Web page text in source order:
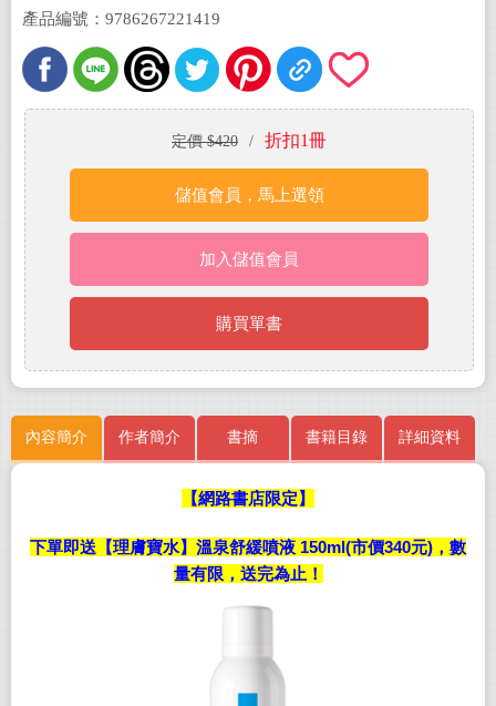
產品編號：9786267221419
定價 $420 / 折扣1冊
儲值會員，馬上選領
加入儲值會員
購買單書
內容簡介 作者簡介 書摘 書籍目錄 詳細資料
【網路書店限定】
下單即送【理膚寶水】溫泉舒緩噴液 150ml(市價340元)，數
量有限，送完為止！